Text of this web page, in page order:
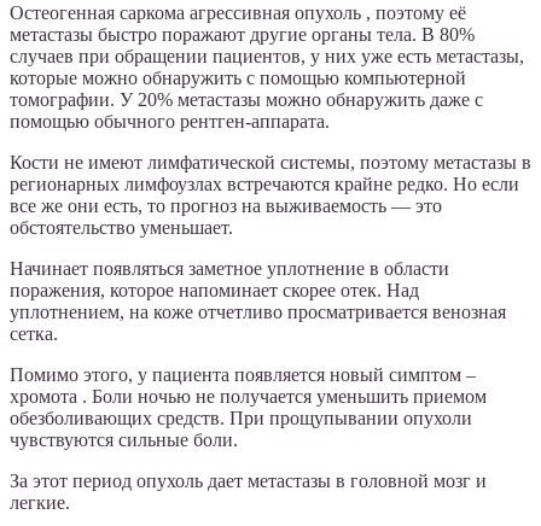
Остеогенная саркома агрессивная опухоль , поэтому её
метастазы быстро поражают другие органы тела. В 80%
случаев при обращении пациентов, у них уже есть метастазы,
которые можно обнаружить с помощью компьютерной
томографии. У 20% метастазы можно обнаружить даже с
помощью обычного рентген-аппарата.
Кости не имеют лимфатической системы, поэтому метастазы в
регионарных лимфоузлах встречаются крайне редко. Но если
все же они есть, то прогноз на выживаемость — это
обстоятельство уменьшает.
Начинает появляться заметное уплотнение в области
поражения, которое напоминает скорее отек. Над
уплотнением, на коже отчетливо просматривается венозная
сетка.
Помимо этого, у пациента появляется новый симптом –
хромота . Боли ночью не получается уменьшить приемом
обезболивающих средств. При прощупывании опухоли
чувствуются сильные боли.
За этот период опухоль дает метастазы в головной мозг и
легкие.